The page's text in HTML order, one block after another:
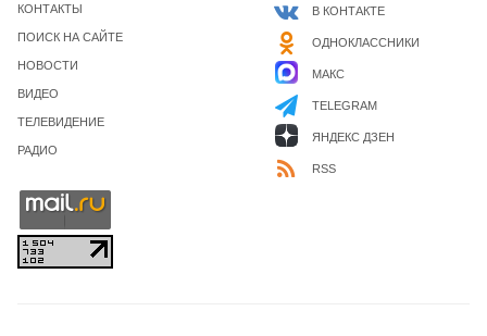
КОНТАКТЫ
ПОИСК НА САЙТЕ
НОВОСТИ
ВИДЕО
ТЕЛЕВИДЕНИЕ
РАДИО
В КОНТАКТЕ
ОДНОКЛАССНИКИ
МАКС
TELEGRAM
ЯНДЕКС ДЗЕН
RSS